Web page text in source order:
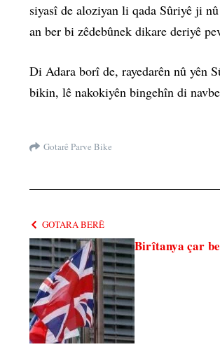
siyasî de aloziyan li qada Sûriyê ji
an ber bi zêdebûnek dikare deriyê
Di Adara borî de, rayedarên nû yên
bikin, lê nakokiyên bingehîn di
Gotarê Parve Bike
GOTARA BERÊ
Birîtanya çar